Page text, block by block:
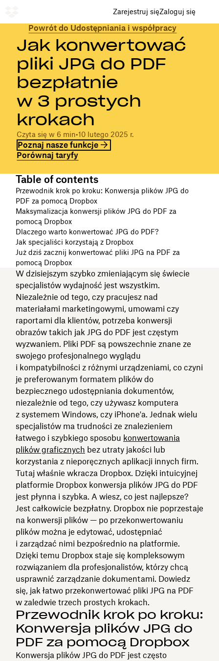
Zarejestruj sięZaloguj się
Powrót do Udostępniania i współpracy
Jak konwertować
pliki JPG do PDF
bezpłatnie
w 3 prostych
krokach
Czyta się w 6 min•10 lutego 2025 r.
Poznaj nasze funkcje
Porównaj taryfy
Table of contents
Przewodnik krok po kroku: Konwersja plików JPG do
PDF za pomocą Dropbox
Maksymalizacja konwersji plików JPG do PDF za
pomocą Dropbox
Dlaczego warto konwertować JPG do PDF?
Jak specjaliści korzystają z Dropbox
Już dziś zacznij konwertować pliki JPG na PDF za
pomocą Dropbox
W dzisiejszym szybko zmieniającym się świecie
specjalistów wydajność jest wszystkim.
Niezależnie od tego, czy pracujesz nad
materiałami marketingowymi, umowami czy
raportami dla klientów, potrzeba konwersji
obrazów takich jak JPG do PDF jest częstym
wyzwaniem. Pliki PDF są powszechnie znane ze
swojego profesjonalnego wyglądu
i kompatybilności z różnymi urządzeniami, co czyni
je preferowanym formatem plików do
bezpiecznego udostępniania dokumentów,
niezależnie od tego, czy używasz komputera
z systemem Windows, czy iPhone'a. Jednak wielu
specjalistów ma trudności ze znalezieniem
łatwego i szybkiego sposobu konwertowania
plików graficznych bez utraty jakości lub
korzystania z nieporęcznych aplikacji innych firm.
Tutaj właśnie wkracza Dropbox. Dzięki intuicyjnej
platformie Dropbox konwersja plików JPG do PDF
jest płynna i szybka. A wiesz, co jest najlepsze?
Jest całkowicie bezpłatny. Dropbox nie poprzestaje
na konwersji plików — po przekonwertowaniu
plików można je edytować, udostępniać
i zarządzać nimi bezpośrednio na platformie.
Dzięki temu Dropbox staje się kompleksowym
rozwiązaniem dla profesjonalistów, którzy chcą
usprawnić zarządzanie dokumentami. Dowiedz
się, jak łatwo przekonwertować pliki JPG na PDF
w zaledwie trzech prostych krokach.
Przewodnik krok po kroku:
Konwersja plików JPG do
PDF za pomocą Dropbox
Konwersja plików JPG do PDF jest często